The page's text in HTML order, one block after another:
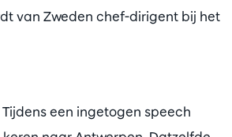
van Zweden chef-dirigent bij het
een ingetogen speech